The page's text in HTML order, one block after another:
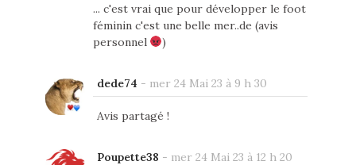
... c'est vrai que pour développer le foot
féminin c'est une belle mer..de (avis
personnel
)
dede74 - mer 24 Mai 23 à 9 h 30
Avis partagé !
Poupette38 - mer 24 Mai 23 à 12 h 20